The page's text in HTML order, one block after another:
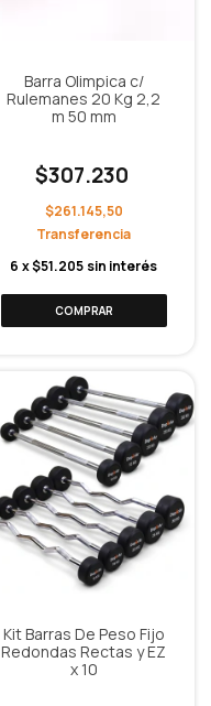
Barra Olimpica c/
Rulemanes 20 Kg 2,2
m 50 mm
$307.230
$261.145,50
6 x$51.205 sin interés
Kit Barras De Peso Fijo
Redondas Rectas y EZ
x 10